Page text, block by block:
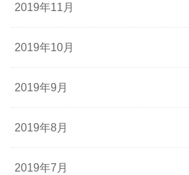
2019年11月
2019年10月
2019年9月
2019年8月
2019年7月